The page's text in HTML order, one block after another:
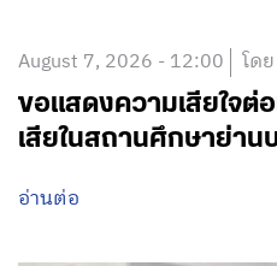
August 7, 2026 - 12:00 โด
ขอแสดงความเสียใจ
เสียในสถานศึกษาย่า
อ่านต่อ